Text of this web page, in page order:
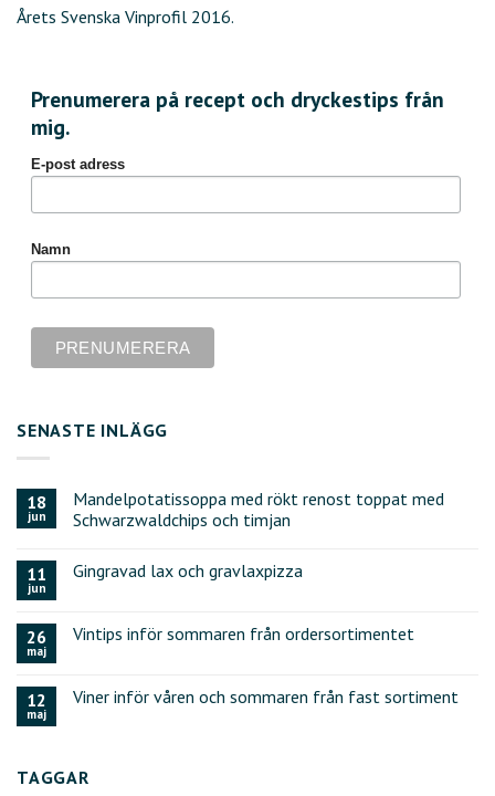
Årets Svenska Vinprofil 2016.
Prenumerera på recept och dryckestips från
mig.
E-post adress
Namn
SENASTE INLÄGG
18
jun
Mandelpotatissoppa med rökt renost toppat med
Schwarzwaldchips och timjan
11
jun
Gingravad lax och gravlaxpizza
26
maj
Vintips inför sommaren från ordersortimentet
12
maj
Viner inför våren och sommaren från fast sortiment
TAGGAR